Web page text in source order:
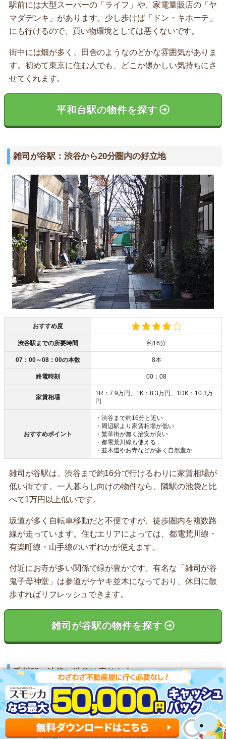
駅前には大型スーパーの「ライフ」や、家電量販店の「ヤ
マダデンキ」があります。少し歩けば「ドン・キホーテ」
にも行けるので、買い物環境としては悪くないです。
街中には畑が多く、田舎のようなのどかな雰囲気がありま
す。初めて東京に住む人でも、どこか懐かしい気持ちにさ
せてくれます。
平和台駅の物件を探す
雑司が谷駅：渋谷から20分圏内の好立地
おすすめ度
渋谷駅までの所要時間 約16分
07：00～08：00の本数 8本
終電時刻 00：08
家賃相場
1R：7.9万円、1K：8.3万円、1DK：10.3万
円
おすすめポイント
・渋谷まで約16分と近い
・周辺駅より家賃相場が低い
・繁華街が無く治安が良い
・都電荒川線も使える
・並木道やお寺などが多く自然豊か
雑司が谷駅は、渋谷まで約16分で行けるわりに家賃相場が
低い街です。一人暮らし向けの物件なら、隣駅の池袋と比
べて1万円以上低いです。
坂道が多く自転車移動だと不便ですが、徒歩圏内を複数路
線が走っています。住むエリアによっては、都電荒川線・
有楽町線・山手線のいずれかが使えます。
付近にお寺が多い関係で緑が豊かです。有名な「雑司が谷
鬼子母神堂」は参道がケヤキ並木になっており、休日に散
歩すればリフレッシュできます。
雑司が谷駅の物件を探す
千川駅：池袋～渋谷は座りやすい